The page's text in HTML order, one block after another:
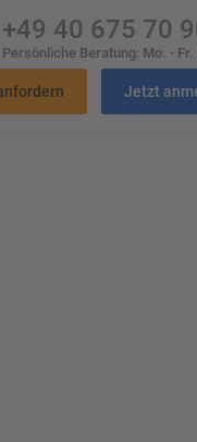
Jetzt
+49 40 675 70
Persönliche Beratung: Mo. - Fr.